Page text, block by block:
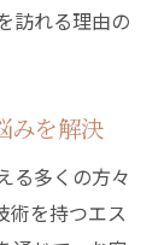
訪れる理由の
みを解決
る多くの方々
術を持つエス